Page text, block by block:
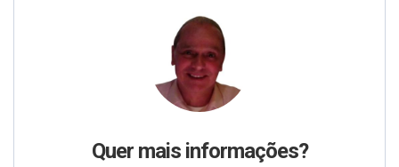
Quer mais informações?